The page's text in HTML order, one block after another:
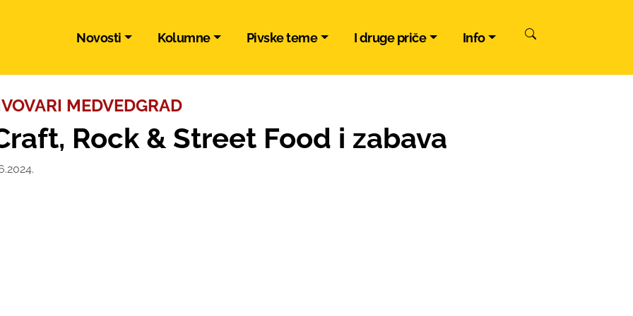
Novosti Kolumne Pivske teme I druge priče Info
MEDVEDGRAD
Rock & Street Food i zabava